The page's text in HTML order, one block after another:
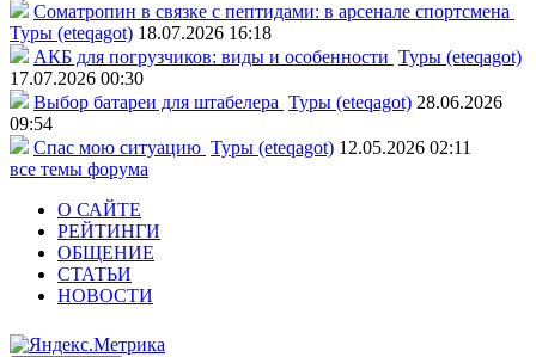
Соматропин в связке с пептидами: в арсенале спортсмена
Туры (eteqagot) 18.07.2026 16:18
АКБ для погрузчиков: виды и особенности Туры (eteqagot)
17.07.2026 00:30
Выбор батареи для штабелера Туры (eteqagot) 28.06.2026
09:54
Спас мою ситуацию Туры (eteqagot) 12.05.2026 02:11
все темы форума
О САЙТЕ
РЕЙТИНГИ
ОБЩЕНИЕ
СТАТЬИ
НОВОСТИ